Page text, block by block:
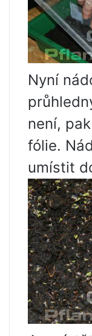
Nyní
není,
fólie.
umístit